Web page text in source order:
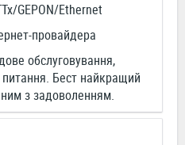
GEPON/Ethernet
провайдера
обслуговування,
Бест найкращий
з задоволенням.